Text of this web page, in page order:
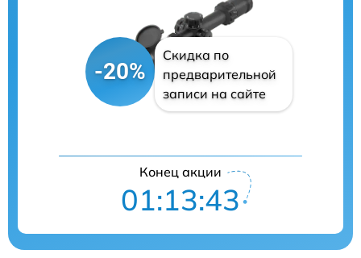
-20%
Скидка по
предварительной
записи на сайте
Конец акции
01:13:42